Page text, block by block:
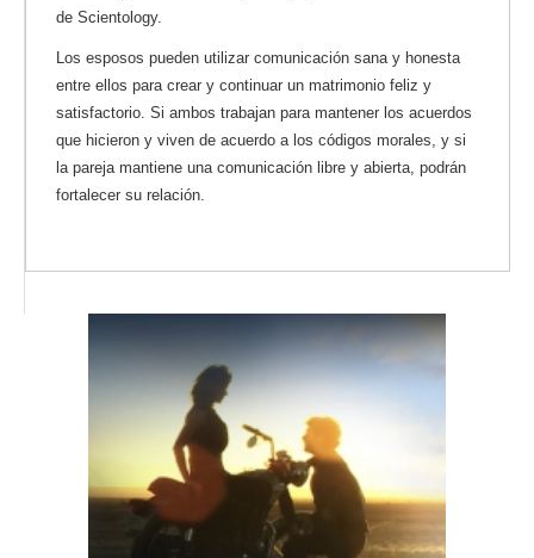
de Scientology.
Los esposos pueden utilizar comunicación sana y honesta
entre ellos para crear y continuar un matrimonio feliz y
satisfactorio. Si ambos trabajan para mantener los acuerdos
que hicieron y viven de acuerdo a los códigos morales, y si
la pareja mantiene una comunicación libre y abierta, podrán
fortalecer su relación.